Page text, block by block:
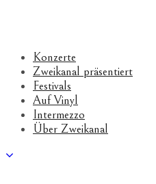
Konzerte
Zweikanal präsentiert
Festivals
Auf Vinyl
Intermezzo
Über Zweikanal